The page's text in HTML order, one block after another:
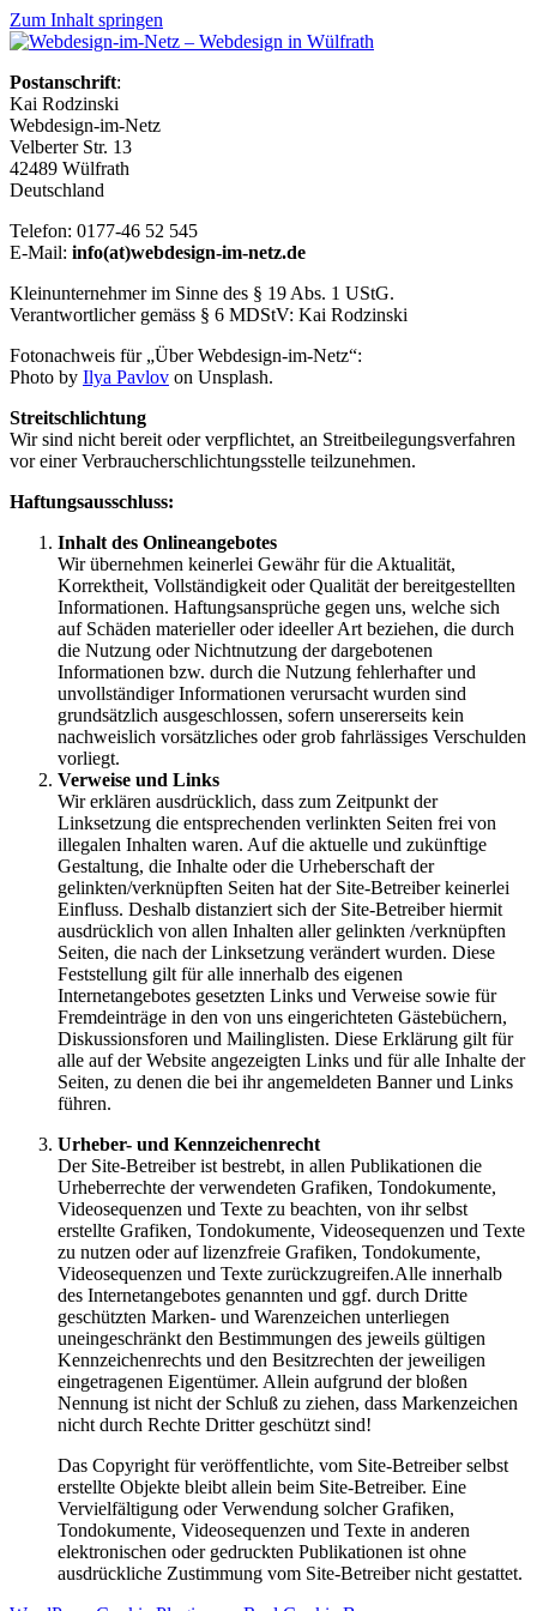
Zum Inhalt springen
Postanschrift:
Kai Rodzinski
Webdesign-im-Netz
Velberter Str. 13
42489 Wülfrath
Deutschland
Telefon: 0177-46 52 545
E-Mail: info(at)webdesign-im-netz.de
Kleinunternehmer im Sinne des § 19 Abs. 1 UStG.
Verantwortlicher gemäss § 6 MDStV: Kai Rodzinski
Fotonachweis für „Über Webdesign-im-Netz“:
Photo by Ilya Pavlov on Unsplash.
Streitschlichtung
Wir sind nicht bereit oder verpflichtet, an Streitbeilegungsverfahren
vor einer Verbraucherschlichtungsstelle teilzunehmen.
Haftungsausschluss:
Inhalt des Onlineangebotes
Wir übernehmen keinerlei Gewähr für die Aktualität,
Korrektheit, Vollständigkeit oder Qualität der bereitgestellten
Informationen. Haftungsansprüche gegen uns, welche sich
auf Schäden materieller oder ideeller Art beziehen, die durch
die Nutzung oder Nichtnutzung der dargebotenen
Informationen bzw. durch die Nutzung fehlerhafter und
unvollständiger Informationen verursacht wurden sind
grundsätzlich ausgeschlossen, sofern unsererseits kein
nachweislich vorsätzliches oder grob fahrlässiges Verschulden
vorliegt.
Verweise und Links
Wir erklären ausdrücklich, dass zum Zeitpunkt der
Linksetzung die entsprechenden verlinkten Seiten frei von
illegalen Inhalten waren. Auf die aktuelle und zukünftige
Gestaltung, die Inhalte oder die Urheberschaft der
gelinkten/verknüpften Seiten hat der Site-Betreiber keinerlei
Einfluss. Deshalb distanziert sich der Site-Betreiber hiermit
ausdrücklich von allen Inhalten aller gelinkten /verknüpften
Seiten, die nach der Linksetzung verändert wurden. Diese
Feststellung gilt für alle innerhalb des eigenen
Internetangebotes gesetzten Links und Verweise sowie für
Fremdeinträge in den von uns eingerichteten Gästebüchern,
Diskussionsforen und Mailinglisten. Diese Erklärung gilt für
alle auf der Website angezeigten Links und für alle Inhalte der
Seiten, zu denen die bei ihr angemeldeten Banner und Links
führen.
Urheber- und Kennzeichenrecht
Der Site-Betreiber ist bestrebt, in allen Publikationen die
Urheberrechte der verwendeten Grafiken, Tondokumente,
Videosequenzen und Texte zu beachten, von ihr selbst
erstellte Grafiken, Tondokumente, Videosequenzen und Texte
zu nutzen oder auf lizenzfreie Grafiken, Tondokumente,
Videosequenzen und Texte zurückzugreifen.Alle innerhalb
des Internetangebotes genannten und ggf. durch Dritte
geschützten Marken- und Warenzeichen unterliegen
uneingeschränkt den Bestimmungen des jeweils gültigen
Kennzeichenrechts und den Besitzrechten der jeweiligen
eingetragenen Eigentümer. Allein aufgrund der bloßen
Nennung ist nicht der Schluß zu ziehen, dass Markenzeichen
nicht durch Rechte Dritter geschützt sind!
Das Copyright für veröffentlichte, vom Site-Betreiber selbst
erstellte Objekte bleibt allein beim Site-Betreiber. Eine
Vervielfältigung oder Verwendung solcher Grafiken,
Tondokumente, Videosequenzen und Texte in anderen
elektronischen oder gedruckten Publikationen ist ohne
ausdrückliche Zustimmung vom Site-Betreiber nicht gestattet.